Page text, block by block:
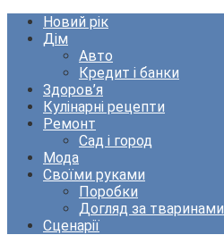
Новий рік
Дім
Авто
Кредит і банки
Здоров’я
Кулінарні рецепти
Ремонт
Сад і город
Мода
Своїми руками
Поробки
Догляд за тваринами
Сценарії